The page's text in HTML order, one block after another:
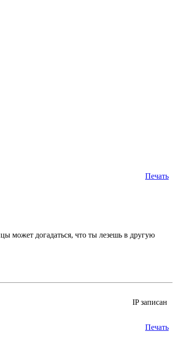
Печать
может догадаться, что ты лезешь в другую
IP записан
Печать